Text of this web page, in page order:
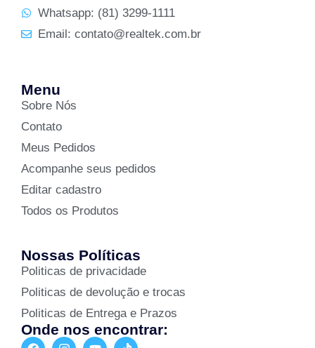
Whatsapp: (81) 3299-1111
Email: contato@realtek.com.br
Menu
Sobre Nós
Contato
Meus Pedidos
Acompanhe seus pedidos
Editar cadastro
Todos os Produtos
Nossas Políticas
Politicas de privacidade
Politicas de devolução e trocas
Politicas de Entrega e Prazos
Onde nos encontrar: